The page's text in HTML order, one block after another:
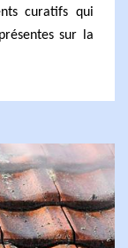
curatifs qui
sur la